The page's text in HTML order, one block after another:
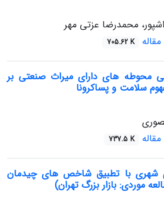
محمدرضا عزتی مهر
705.62 K
محوطه های دارای میراث صنعتی بر
سلامت و پساکرونا
737.5 K
شهری با تطبیق شاخص های چیدمان
موردی: بازار بزرگ تهران)